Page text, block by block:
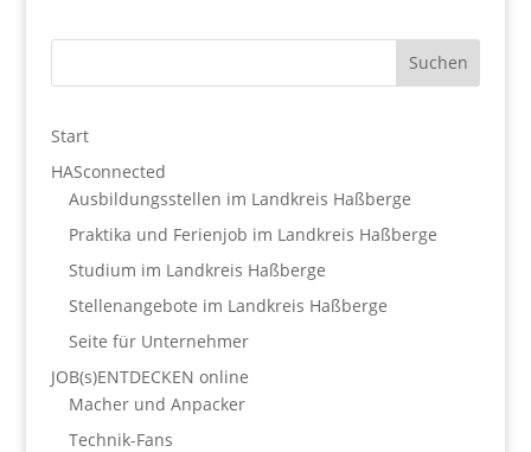
Start
HASconnected
Ausbildungsstellen im Landkreis Haßberge
Praktika und Ferienjob im Landkreis Haßberge
Studium im Landkreis Haßberge
Stellenangebote im Landkreis Haßberge
Seite für Unternehmer
JOB(s)ENTDECKEN online
Macher und Anpacker
Technik-Fans